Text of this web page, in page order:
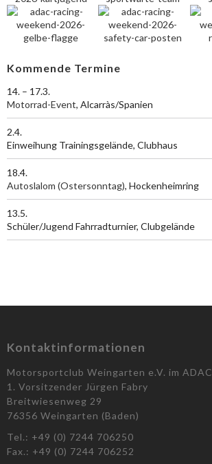
Kommende Termine
14. – 17.3.
Motorrad-Event, Alcarràs/Spanien
2.4.
Einweihung Trainingsgelände, Clubhaus
18.4.
Autoslalom (Ostersonntag), Hockenheimring
13.5.
Schüler/Jugend Fahrradturnier, Clubgelände
Kontaktinformationen
Motorsportclub Weingarten e.V. im ADAC
1. Vorsitzender Jürgen Fabry
Breitwiesenweg 29
76356 Weingarten (Baden)
Tel.: +49 (0) 7244 706250
Fax.: +49 (0) 7244 706252